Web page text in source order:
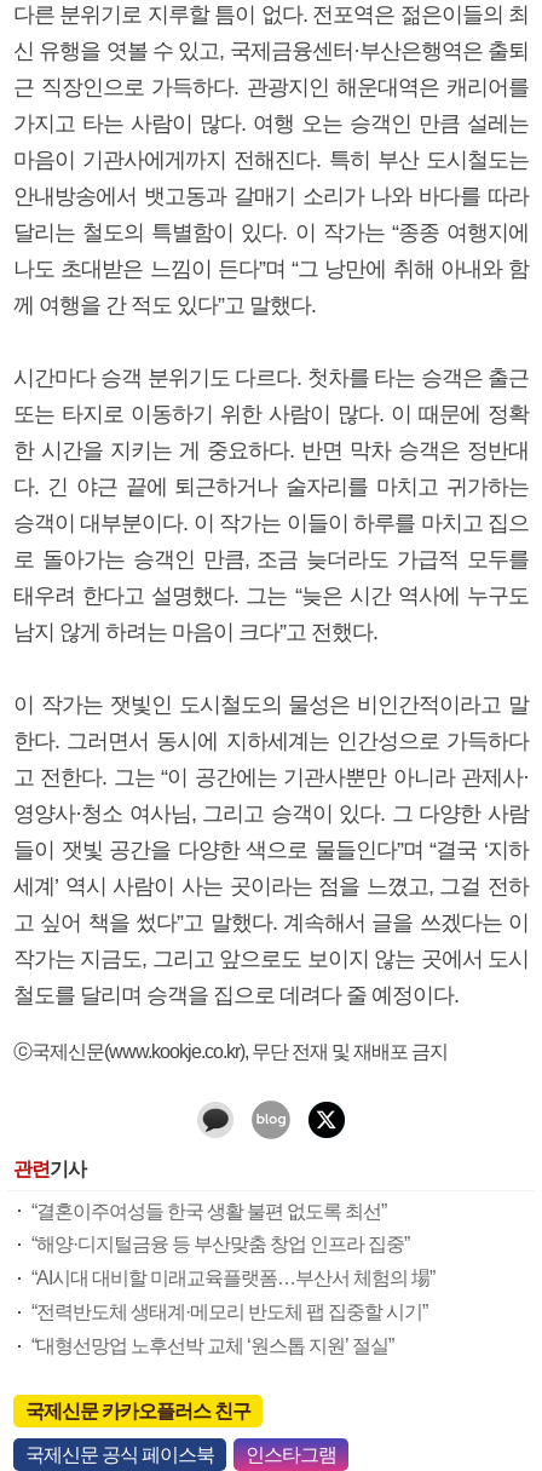
다른 분위기로 지루할 틈이 없다. 전포역은 젊은이들의 최
신 유행을 엿볼 수 있고, 국제금융센터·부산은행역은 출퇴
근 직장인으로 가득하다. 관광지인 해운대역은 캐리어를
가지고 타는 사람이 많다. 여행 오는 승객인 만큼 설레는
마음이 기관사에게까지 전해진다. 특히 부산 도시철도는
안내방송에서 뱃고동과 갈매기 소리가 나와 바다를 따라
달리는 철도의 특별함이 있다. 이 작가는 “종종 여행지에
나도 초대받은 느낌이 든다”며 “그 낭만에 취해 아내와 함
께 여행을 간 적도 있다”고 말했다.
시간마다 승객 분위기도 다르다. 첫차를 타는 승객은 출근
또는 타지로 이동하기 위한 사람이 많다. 이 때문에 정확
한 시간을 지키는 게 중요하다. 반면 막차 승객은 정반대
다. 긴 야근 끝에 퇴근하거나 술자리를 마치고 귀가하는
승객이 대부분이다. 이 작가는 이들이 하루를 마치고 집으
로 돌아가는 승객인 만큼, 조금 늦더라도 가급적 모두를
태우려 한다고 설명했다. 그는 “늦은 시간 역사에 누구도
남지 않게 하려는 마음이 크다”고 전했다.
이 작가는 잿빛인 도시철도의 물성은 비인간적이라고 말
한다. 그러면서 동시에 지하세계는 인간성으로 가득하다
고 전한다. 그는 “이 공간에는 기관사뿐만 아니라 관제사·
영양사·청소 여사님, 그리고 승객이 있다. 그 다양한 사람
들이 잿빛 공간을 다양한 색으로 물들인다”며 “결국 ‘지하
세계’ 역시 사람이 사는 곳이라는 점을 느꼈고, 그걸 전하
고 싶어 책을 썼다”고 말했다. 계속해서 글을 쓰겠다는 이
작가는 지금도, 그리고 앞으로도 보이지 않는 곳에서 도시
철도를 달리며 승객을 집으로 데려다 줄 예정이다.
ⓒ국제신문(www.kookje.co.kr), 무단 전재 및 재배포 금지
관련기사
“결혼이주여성들 한국 생활 불편 없도록 최선”
“해양·디지털금융 등 부산맞춤 창업 인프라 집중”
“AI시대 대비할 미래교육플랫폼…부산서 체험의 場”
“전력반도체 생태계·메모리 반도체 팹 집중할 시기”
“대형선망업 노후선박 교체 ‘원스톱 지원’ 절실”
국제신문 카카오플러스 친구
국제신문 공식 페이스북 인스타그램